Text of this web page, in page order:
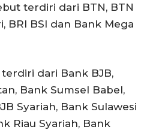
terdiri dari BTN, BTN
BRI BSI dan Bank Mega
dari Bank BJB,
Bank Sumsel Babel,
Syariah, Bank Sulawesi
Riau Syariah, Bank